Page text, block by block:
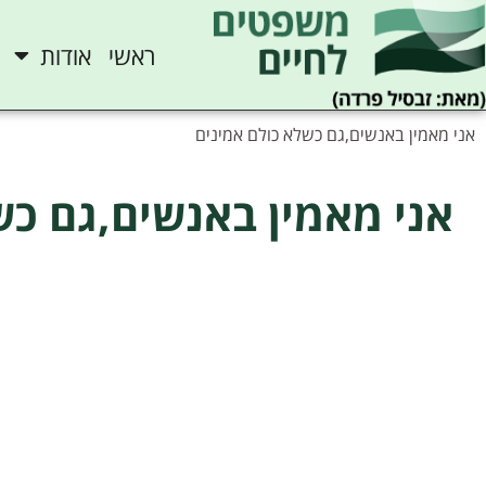
ראשי אודות
אני מאמין באנשים,גם כשלא כולם אמינים
אני מאמין באנשים,גם